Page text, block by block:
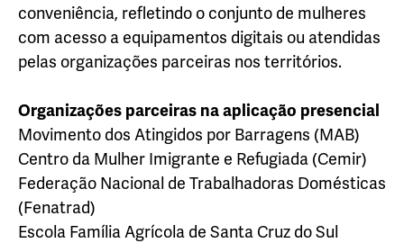
conveniência, refletindo o conjunto de mulheres
com acesso a equipamentos digitais ou atendidas
pelas organizações parceiras nos territórios.
Organizações parceiras na aplicação presencial
Movimento dos Atingidos por Barragens (MAB)
Centro da Mulher Imigrante e Refugiada (Cemir)
Federação Nacional de Trabalhadoras Domésticas
(Fenatrad)
Escola Família Agrícola de Santa Cruz do Sul